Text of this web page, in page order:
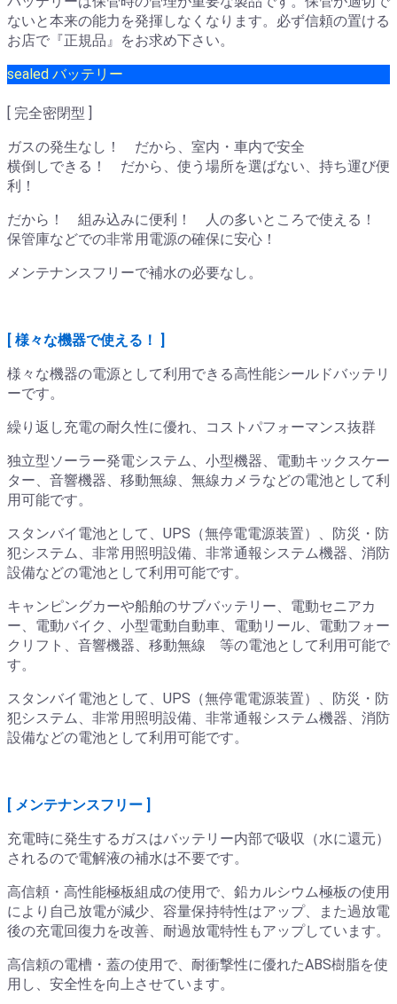
ないと本来の能力を発揮しなくなります。必ず信頼の置ける
お店で『正規品』をお求め下さい。
sealed バッテリー
[ 完全密閉型 ]
ガスの発生なし！ だから、室内・車内で安全
横倒しできる！ だから、使う場所を選ばない、持ち運び便
利！
だから！ 組み込みに便利！ 人の多いところで使える！
保管庫などでの非常用電源の確保に安心！
メンテナンスフリーで補水の必要なし。
[ 様々な機器で使える！ ]
様々な機器の電源として利用できる高性能シールドバッテリ
ーです。
繰り返し充電の耐久性に優れ、コストパフォーマンス抜群
独立型ソーラー発電システム、小型機器、電動キックスケー
ター、音響機器、移動無線、無線カメラなどの電池として利
用可能です。
スタンバイ電池として、UPS（無停電電源装置）、防災・防
犯システム、非常用照明設備、非常通報システム機器、消防
設備などの電池として利用可能です。
キャンピングカーや船舶のサブバッテリー、電動セニアカ
ー、電動バイク、小型電動自動車、電動リール、電動フォー
クリフト、音響機器、移動無線 等の電池として利用可能で
す。
スタンバイ電池として、UPS（無停電電源装置）、防災・防
犯システム、非常用照明設備、非常通報システム機器、消防
設備などの電池として利用可能です。
[ メンテナンスフリー ]
充電時に発生するガスはバッテリー内部で吸収（水に還元）
されるので電解液の補水は不要です。
高信頼・高性能極板組成の使用で、鉛カルシウム極板の使用
により自己放電が減少、容量保持特性はアップ、また過放電
後の充電回復力を改善、耐過放電特性もアップしています。
高信頼の電槽・蓋の使用で、耐衝撃性に優れたABS樹脂を使
用し、安全性を向上させています。